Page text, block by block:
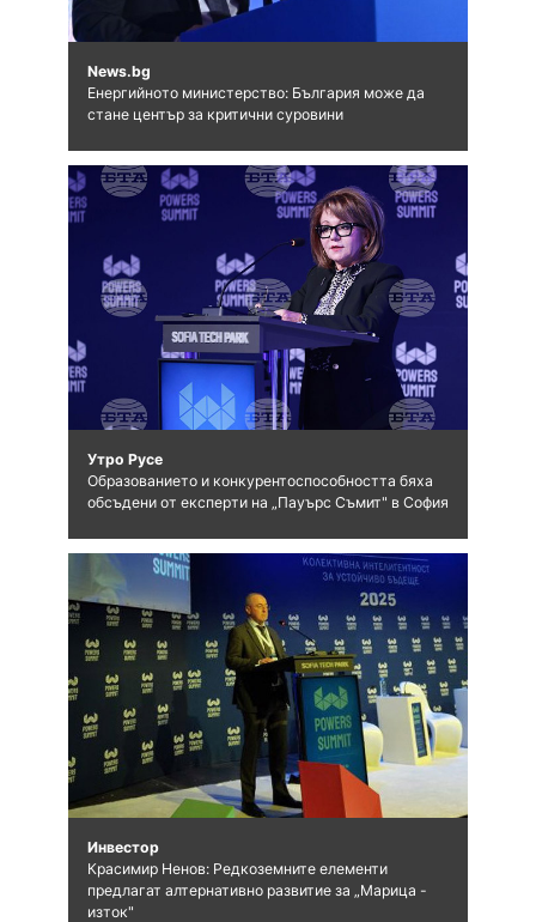
News.bg
Енергийното министерство: България може да
стане център за критични суровини
Утро Русе
Образованието и конкурентоспособността бяха
обсъдени от експерти на „Пауърс Съмит" в София
Инвестор
Красимир Ненов: Редкоземните елементи
предлагат алтернативно развитие за „Марица -
изток"